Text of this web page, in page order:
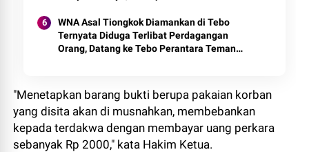
WNA Asal Tiongkok Diamankan di Tebo
Ternyata Diduga Terlibat Perdagangan
Orang, Datang ke Tebo Perantara Teman
"Menetapkan barang bukti berupa pakaian korban
yang disita akan di musnahkan, membebankan
kepada terdakwa dengan membayar uang perkara
sebanyak Rp 2000," kata Hakim Ketua.